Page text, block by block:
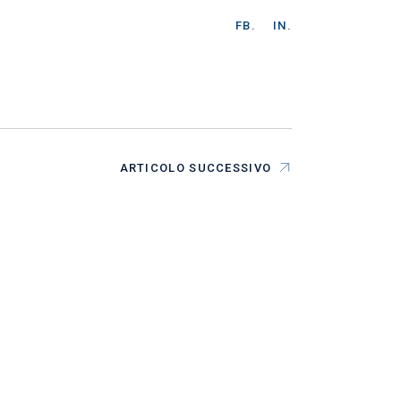
FB. IN.
ARTICOLO SUCCESSIVO